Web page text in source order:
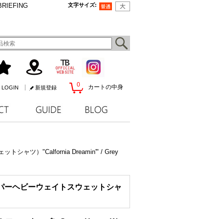
文字サイズ:
0 カートの中身
LOGIN 新規登録
ットシャツ）"Calfornia Dreamin'" / Grey
ヘビーウェイトスウェットシャ